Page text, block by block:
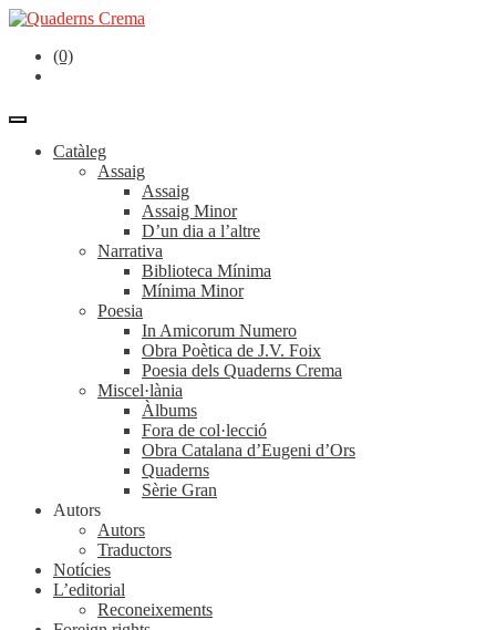
(0)
Catàleg
Assaig
Assaig
Assaig Minor
D’un dia a l’altre
Narrativa
Biblioteca Mínima
Mínima Minor
Poesia
In Amicorum Numero
Obra Poètica de J.V. Foix
Poesia dels Quaderns Crema
Miscel·lània
Àlbums
Fora de col·lecció
Obra Catalana d’Eugeni d’Ors
Quaderns
Sèrie Gran
Autors
Autors
Traductors
Notícies
L’editorial
Reconeixements